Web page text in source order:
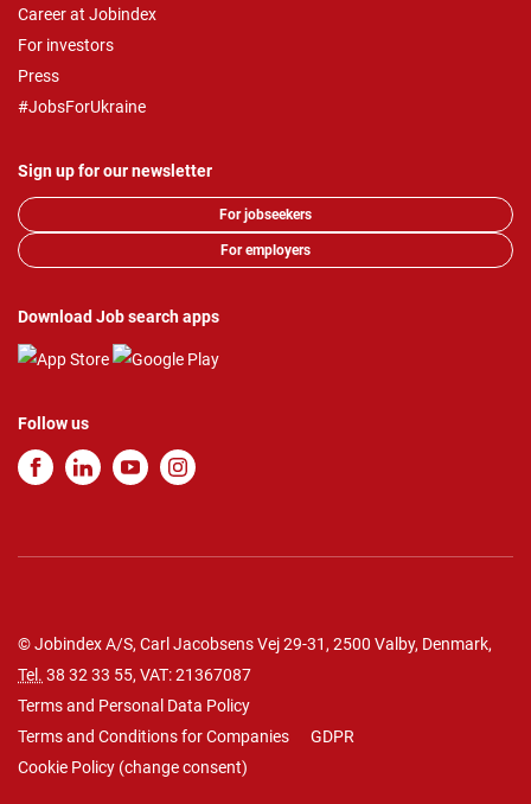
Career at Jobindex
For investors
Press
#JobsForUkraine
Sign up for our newsletter
For jobseekers
For employers
Download Job search apps
Follow us
© Jobindex A/S, Carl Jacobsens Vej 29-31, 2500 Valby, Denmark,
Tel. 38 32 33 55, VAT: 21367087
Terms and Personal Data Policy
Terms and Conditions for Companies
GDPR
Cookie Policy (change consent)